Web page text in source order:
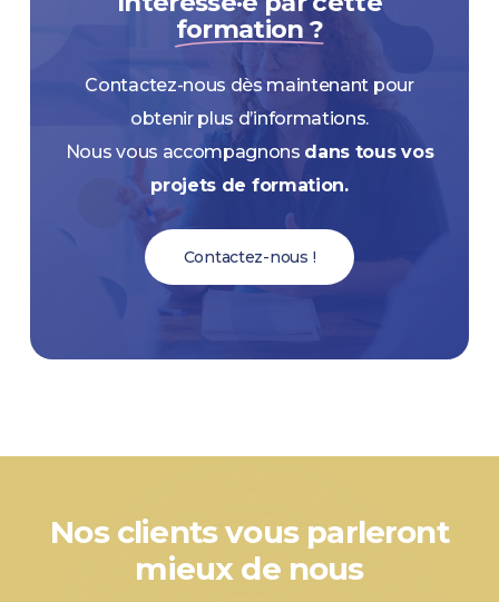
formation ?
Contactez-nous dès maintenant pour
obtenir plus d’informations.
Nous vous accompagnons dans tous vos
projets de formation.
Contactez-nous !
Nos clients vous parleront
mieux de nous